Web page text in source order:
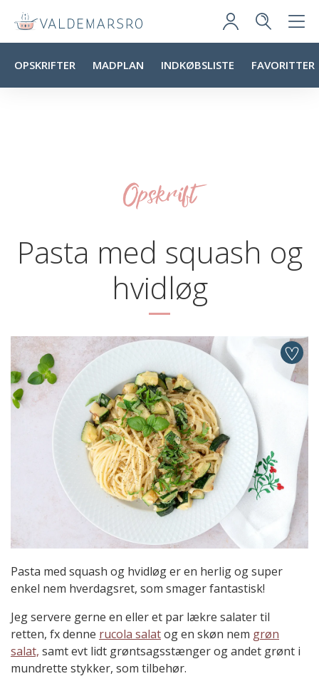
OPSKRIFTER MADPLAN INDKØBSLISTE FAVORITTER
Opskrift
Pasta med squash og
hvidløg
Pasta med squash og hvidløg er en herlig og super
enkel nem hverdagsret, som smager fantastisk!
Jeg servere gerne en eller et par lækre salater til
retten, fx denne rucola salatog en skøn nem grøn
salat, samt evt lidt grøntsagsstænger og andet grønt i
mundrette stykker, som tilbehør.